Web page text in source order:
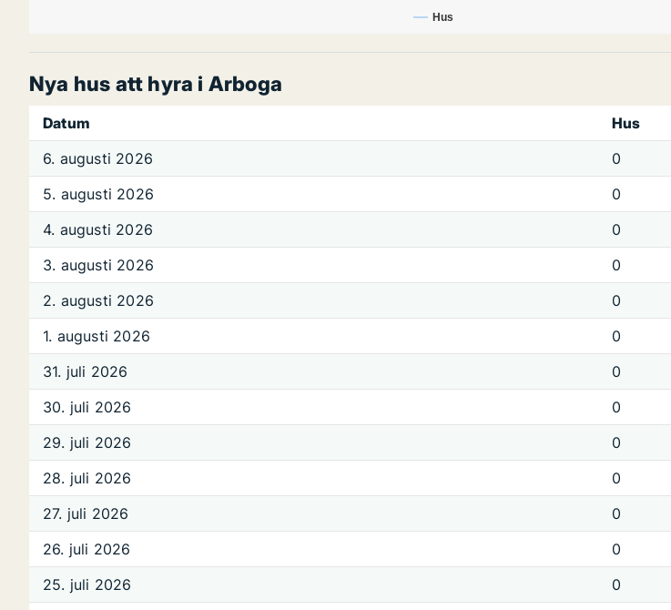
Hus
Nya hus att hyra i Arboga
Datum
Hus
6. augusti 2026
0
5. augusti 2026
0
4. augusti 2026
0
3. augusti 2026
0
2. augusti 2026
0
1. augusti 2026
0
31. juli 2026
0
30. juli 2026
0
29. juli 2026
0
28. juli 2026
0
27. juli 2026
0
26. juli 2026
0
25. juli 2026
0